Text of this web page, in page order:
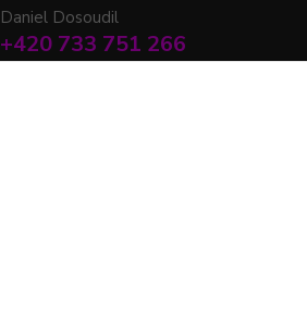
Daniel Dosoudil
+420 733 751 266